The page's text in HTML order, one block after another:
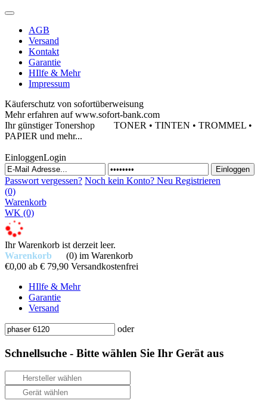
AGB
Versand
Kontakt
Garantie
HIlfe & Mehr
Impressum
Käuferschutz von sofortüberweisung
Mehr erfahren auf www.sofort-bank.com
Ihr günstiger Tonershop TONER • TINTEN • TROMMEL •
PAPIER und mehr...
EinloggenLogin
Passwort vergessen? Noch kein Konto? Neu Registrieren
(0)
Warenkorb
WK (0)
Ihr Warenkorb ist derzeit leer.
Warenkorb
(0) im Warenkorb
€0,00 ab € 79,90 Versandkostenfrei
HIlfe & Mehr
Garantie
Versand
oder
Schnellsuche - Bitte wählen Sie Ihr Gerät aus